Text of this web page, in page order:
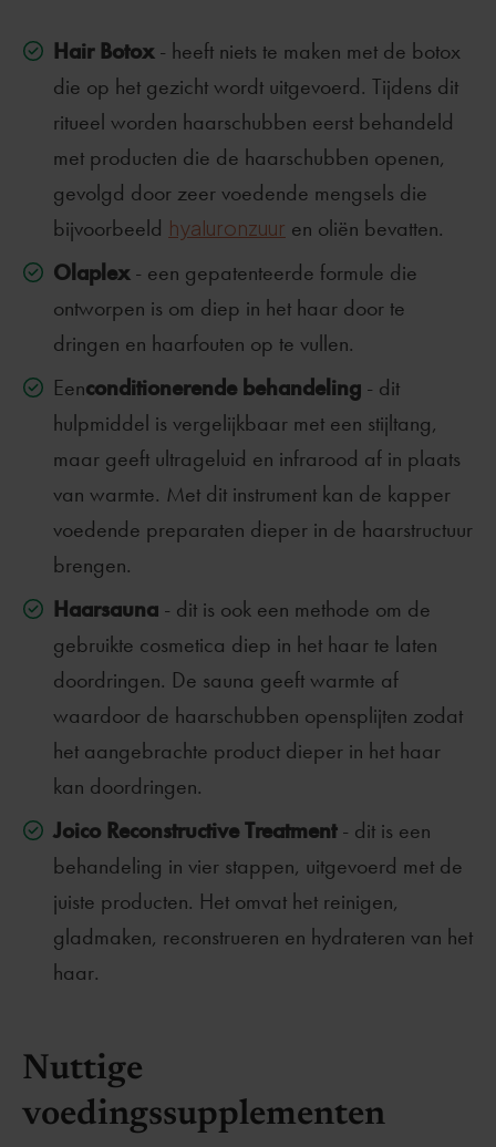
Hair Botox- heeft niets te maken met de botox
die op het gezicht wordt uitgevoerd. Tijdens dit
ritueel worden haarschubben eerst behandeld
met producten die de haarschubben openen,
gevolgd door zeer voedende mengsels die
bijvoorbeeld hyaluronzuur en oliën bevatten.
Olaplex- een gepatenteerde formule die
ontworpen is om diep in het haar door te
dringen en haarfouten op te vullen.
Eenconditionerende behandeling - dit
hulpmiddel is vergelijkbaar met een stijltang,
maar geeft ultrageluid en infrarood af in plaats
van warmte. Met dit instrument kan de kapper
voedende preparaten dieper in de haarstructuur
brengen.
Haarsauna - dit is ook een methode om de
gebruikte cosmetica diep in het haar te laten
doordringen. De sauna geeft warmte af
waardoor de haarschubben opensplijten zodat
het aangebrachte product dieper in het haar
kan doordringen.
Joico Reconstructive Treatment- dit is een
behandeling in vier stappen, uitgevoerd met de
juiste producten. Het omvat het reinigen,
gladmaken, reconstrueren en hydrateren van het
haar.
Nuttige
voedingssupplementen